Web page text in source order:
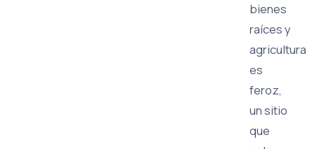
bienes
raíces y
agricultura
es
feroz,
un sitio
que